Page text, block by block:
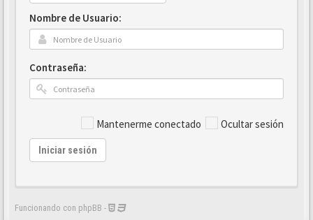
Nombre de Usuario:
Contraseña:
Mantenerme conectado Ocultar sesión
Iniciar sesión
Funcionando con phpBB -